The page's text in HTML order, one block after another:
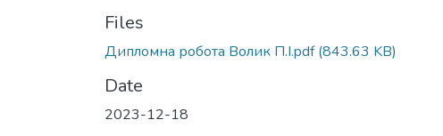
Files
Дипломна робота Волик П.І.pdf(843.63 KB)
Date
2023-12-18